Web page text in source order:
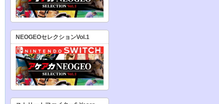
NEOGEOセレクションVol.1